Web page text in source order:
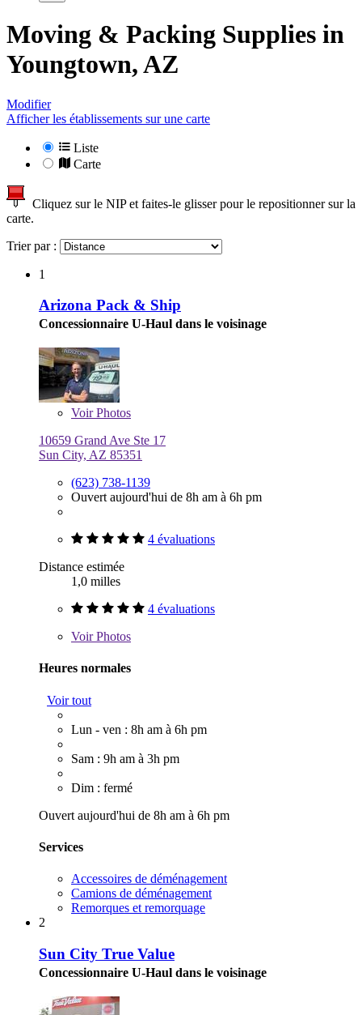
Moving & Packing Supplies in
Youngtown, AZ
Modifier
Afficher les établissements sur une carte
Liste
Carte
Cliquez sur le NIP et faites-le glisser pour le repositionner sur la
carte.
Trier par :
1
Arizona Pack & Ship
Concessionnaire U-Haul dans le voisinage
VoirPhotos
10659 Grand Ave Ste 17
Sun City, AZ 85351
(623) 738-1139
Ouvert aujourd'hui de 8h am à 6h pm
4 évaluations
Distance estimée
1,0 milles
4 évaluations
VoirPhotos
Heures normales
Voir tout
Lun - ven : 8h am à 6h pm
Sam : 9h am à 3h pm
Dim : fermé
Ouvert aujourd'hui de 8h am à 6h pm
Services
Accessoires de déménagement
Camions de déménagement
Remorques et remorquage
2
Sun City True Value
Concessionnaire U-Haul dans le voisinage